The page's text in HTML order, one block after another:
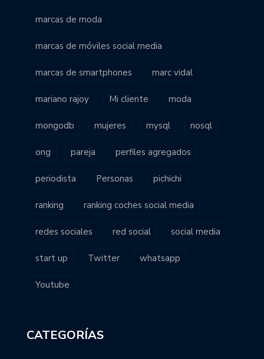
marcas de moda
marcas de móviles social media
marcas de smartphones marc vidal
mariano rajoy Mi cliente moda
mongodb mujeres mysql nosql
ong pareja perfiles agregados
periodista Personas pichichi
ranking ranking coches social media
redes sociales red social social media
start up Twitter whatsapp
Youtube
CATEGORÍAS